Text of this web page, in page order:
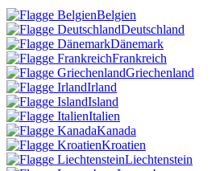
Belgien
Deutschland
Dänemark
Frankreich
Griechenland
Irland
Island
Italien
Kanada
Kroatien
Liechtenstein